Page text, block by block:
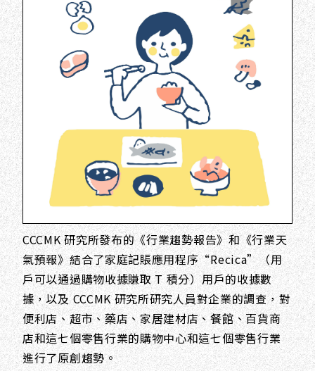
CCCMK 研究所發布的《行業趨勢報告》和《行業天
氣預報》結合了家庭記賬應用程序“Recica”（用
戶可以通過購物收據賺取 T 積分）用戶的收據數
據，以及 CCCMK 研究所研究人員對企業的調查，對
便利店、超市、藥店、家居建材店、餐館、百貨商
店和這七個零售行業的購物中心和這七個零售行業
進行了原創趨勢。